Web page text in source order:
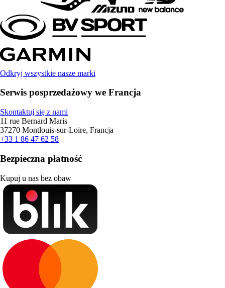
Odkryj wszystkie nasze marki
Serwis posprzedażowy we Francja
Skontaktuj się z nami
11 rue Bernard Maris
37270 Montlouis-sur-Loire, Francja
+33 1 86 47 62 58
Bezpieczna płatność
Kupuj u nas bez obaw